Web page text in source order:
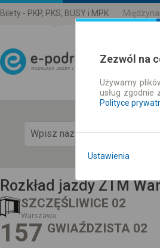
Bilety - PKP, PKS, BUSY i MPK
Rozkład jazdy ZTM
SZCZĘŚLIWICE 02
Warszawa
157 GWIAŹDZISTA 02
Zezwól na
Używamy
usług zgodnie
Polityce
Ustawienia